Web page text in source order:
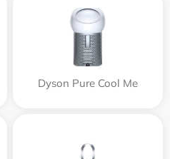
Dyson Pure Cool Me